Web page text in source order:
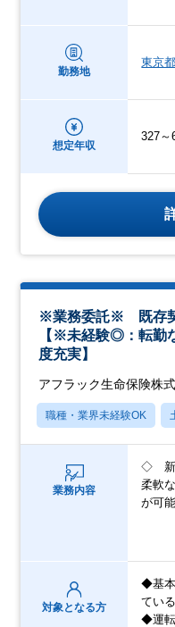
勤務地
東京都
想定年収
327～
※業務委託※ 既存契
【※未経験◎：転勤
度充実】
アフラック生命保険株
職種・業界未経験OK
業務内容
◇ 新
柔軟
が可
対象となる方
◆基本
てい
◆運